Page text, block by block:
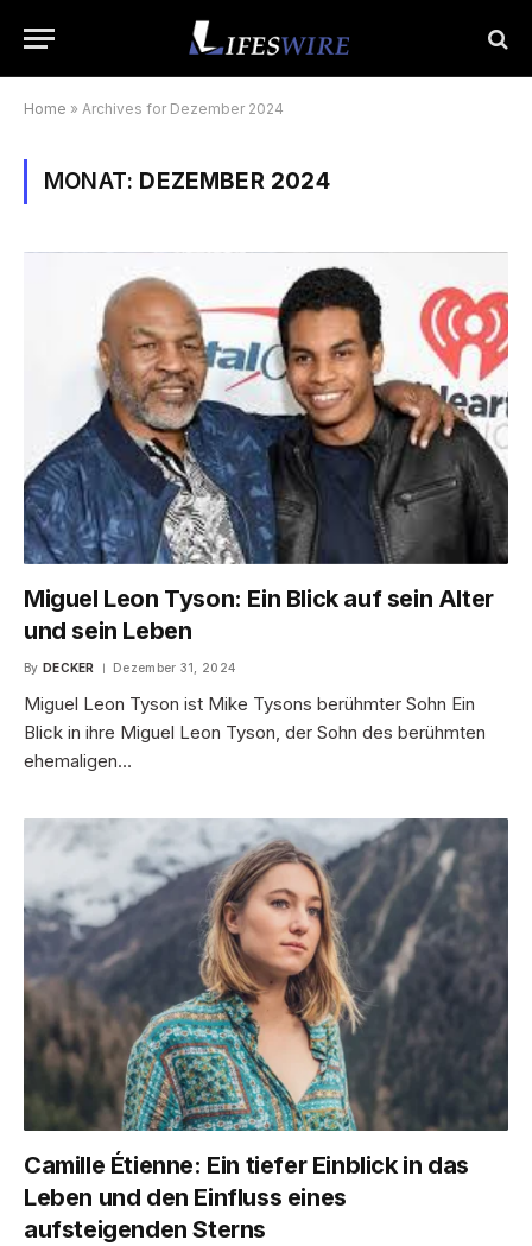
Home » Archives for Dezember 2024
MONAT: DEZEMBER 2024
Miguel Leon Tyson: Ein Blick auf sein Alter
und sein Leben
By DECKER Dezember 31, 2024
Miguel Leon Tyson ist Mike Tysons berühmter Sohn Ein
Blick in ihre Miguel Leon Tyson, der Sohn des berühmten
ehemaligen…
Camille Étienne: Ein tiefer Einblick in das
Leben und den Einfluss eines
aufsteigenden Sterns